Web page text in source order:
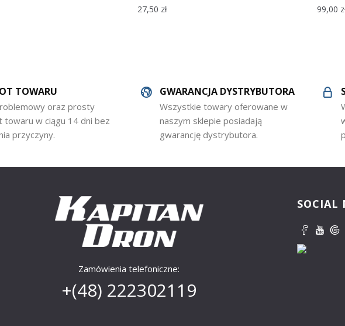
27,50 zł 99,00
TOWARU
oraz prosty
towaru w ciągu 14 dni bez
przyczyny.
GWARANCJA DYSTRYBUTORA
Wszystkie towary oferowane w
naszym sklepie posiadają
gwarancję dystrybutora.
Zamówienia telefoniczne:
+(48) 222302119
SOCIAL